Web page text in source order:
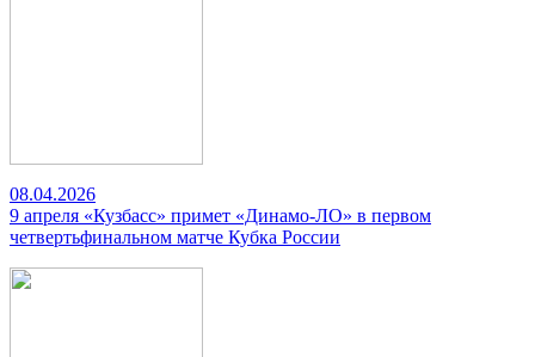
08.04.2026
9 апреля «Кузбасс» примет «Динамо-ЛО» в первом
четвертьфинальном матче Кубка России